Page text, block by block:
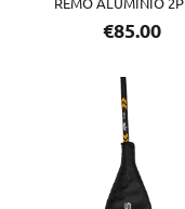
€85.00